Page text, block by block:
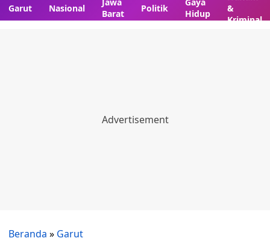
Garut Nasional
Barat
Politik
Hidup
&
Kriminal
Beranda » Garut